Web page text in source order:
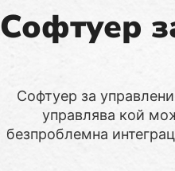
Софтуер
Софтуер за
управлява кой
безпроблемна